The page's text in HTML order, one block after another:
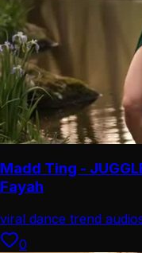
Madd Ting -
Fayah
viral dance trend audio
0